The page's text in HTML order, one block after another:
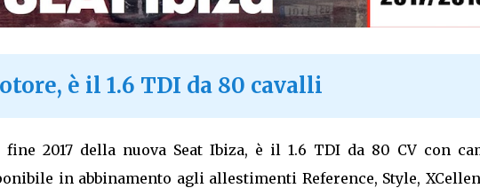
è il 1.6 TDI da 80 cavalli
2017 della nuova Seat Ibiza, è il 1.6 TDI da 80 CV con
in abbinamento agli allestimenti Reference, Style,